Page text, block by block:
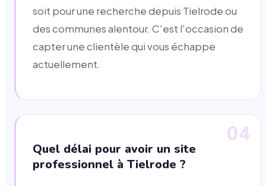
soit pour une recherche depuis Tielrode ou
des communes alentour. C'est l'occasion de
capter une clientèle qui vous échappe
actuellement.
04
Quel délai pour avoir un site
professionnel à Tielrode ?